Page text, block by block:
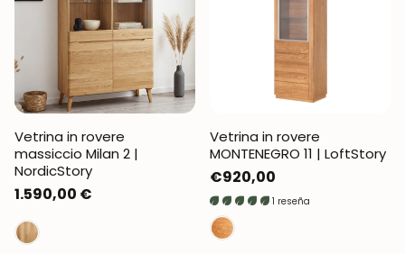
Vetrina in rovere
massiccio Milan 2 |
NordicStory
Prezzo
normale
1.590,00 €
Vetrina in rovere
MONTENEGRO 11 | LoftStory
Prezzo
normale
€920,00
1 reseña